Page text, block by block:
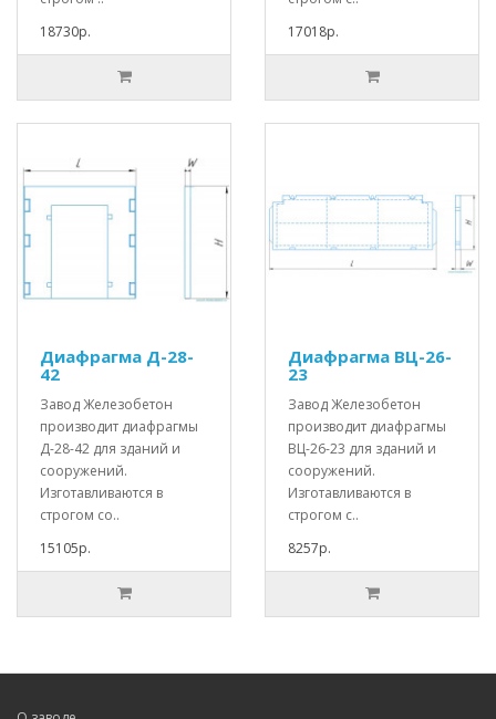
18730р.
17018р.
Диафрагма Д-28-
42
Завод Железобетон
производит диафрагмы
Д-28-42 для зданий и
сооружений.
Изготавливаются в
строгом со..
15105р.
Диафрагма ВЦ-26-
23
Завод Железобетон
производит диафрагмы
ВЦ-26-23 для зданий и
сооружений.
Изготавливаются в
строгом с..
8257р.